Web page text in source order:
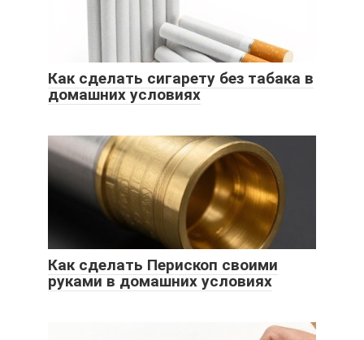
Как сделать сигарету без табака в
домашних условиях
Как сделать Перископ своими
руками в домашних условиях